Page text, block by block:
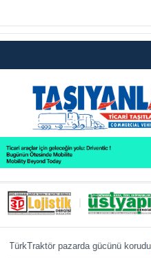
pazarda gücünü korudu|